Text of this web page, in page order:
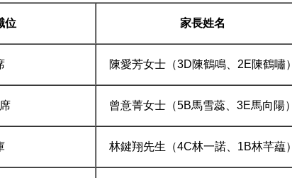
位 家長姓名
陳愛芳女士（3D陳鶴鳴、2E陳鶴嘯）
曾意菁女士（5B馬雪蕊、3E馬向陽）
林鍵翔先生（4C林一諾、1B林芊藴）